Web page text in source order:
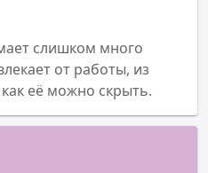
слишком много
от работы, из
её можно скрыть.